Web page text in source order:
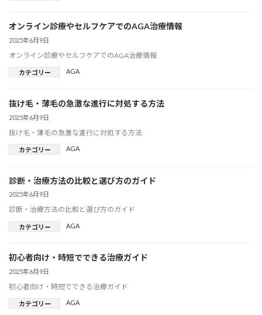
オンライン診療やセルフケアでのAGA治療情報
2025年6月9日
オンライン診療やセルフケアでのAGA治療情報
カテゴリー AGA
抜け毛・薄毛の急激な進行に対処する方法
2025年6月9日
抜け毛・薄毛の急激な進行に対処する方法
カテゴリー AGA
診断・治療方法の比較と選び方のガイド
2025年6月9日
診断・治療方法の比較と選び方のガイド
カテゴリー AGA
初心者向け・時短でできる治療ガイド
2025年6月9日
初心者向け・時短でできる治療ガイド
カテゴリー AGA